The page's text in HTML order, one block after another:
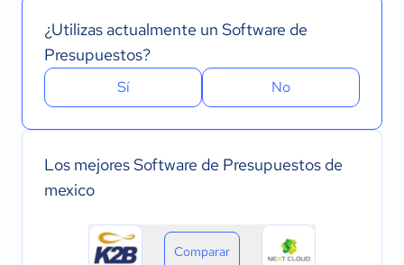
¿Utilizas actualmente un Software de
Presupuestos?
Sí No
Los mejores Software de Presupuestos de
mexico
Comparar